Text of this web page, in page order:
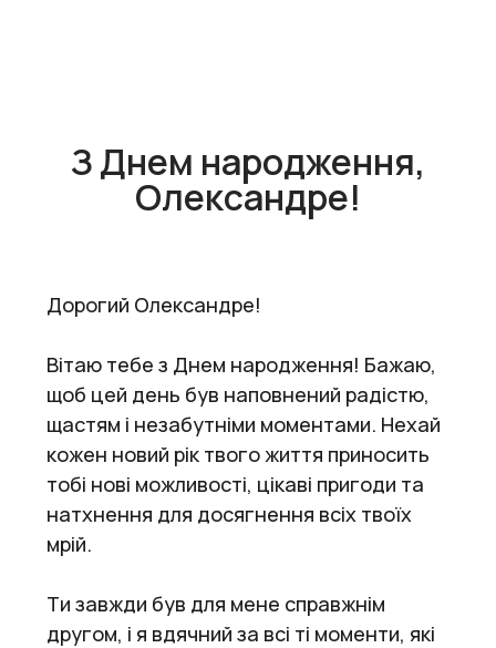
З Днем народження,
Олександре!
Дорогий Олександре!
Вітаю тебе з Днем народження! Бажаю,
щоб цей день був наповнений радістю,
щастям і незабутніми моментами. Нехай
кожен новий рік твого життя приносить
тобі нові можливості, цікаві пригоди та
натхнення для досягнення всіх твоїх
мрій.
Ти завжди був для мене справжнім
другом, і я вдячний за всі ті моменти, які